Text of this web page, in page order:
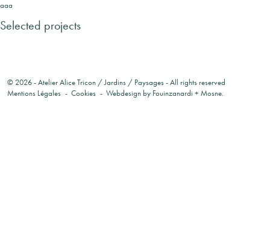
aaa
Selected projects
© 2026 -Atelier Alice Tricon / Jardins / Paysages- All rights reserved
Mentions Légales
Cookies Webdesign by Fouinzanardi + Mosne.